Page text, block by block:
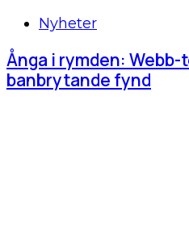
Nyheter
Ånga i rymden:
banbrytande fynd